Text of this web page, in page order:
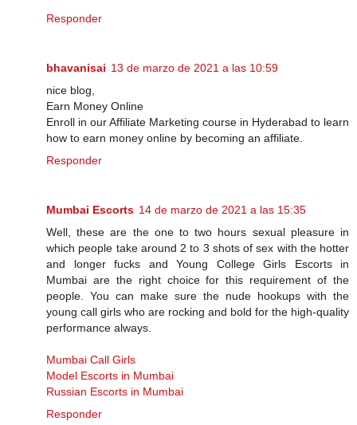
Responder
bhavanisai 13 de marzo de 2021 a las 10:59
nice blog,
Earn Money Online
Enroll in our Affiliate Marketing course in Hyderabad to learn
how to earn money online by becoming an affiliate.
Responder
Mumbai Escorts 14 de marzo de 2021 a las 15:35
Well, these are the one to two hours sexual pleasure in
which people take around 2 to 3 shots of sex with the hotter
and longer fucks and Young College Girls Escorts in
Mumbai are the right choice for this requirement of the
people. You can make sure the nude hookups with the
young call girls who are rocking and bold for the high-quality
performance always.
Mumbai Call Girls
Model Escorts in Mumbai
Russian Escorts in Mumbai
Responder